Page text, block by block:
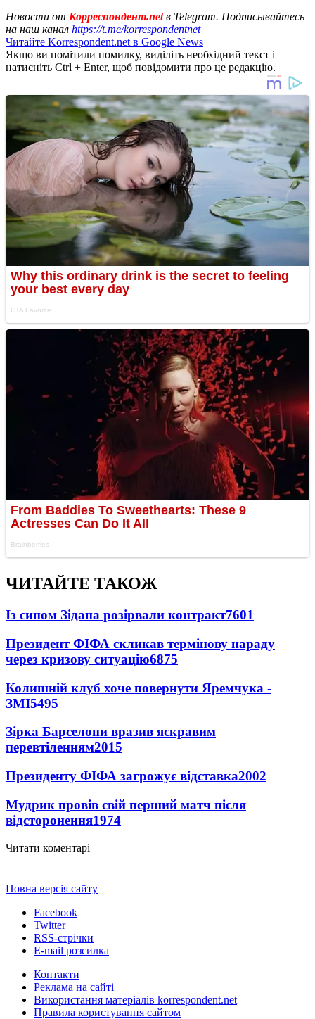
Новости от Корреспондент.netв Telegram. Подписывайтесь
на наш канал https://t.me/korrespondentnet
Читайте Korrespondent.net в Google News
Якщо ви помітили помилку, виділіть необхідний текст і
натисніть Ctrl + Enter, щоб повідомити про це редакцію.
ЧИТАЙТЕ ТАКОЖ
Із сином Зідана розірвали контракт7601
Президент ФІФА скликав термінову нараду
через кризову ситуацію6875
Колишній клуб хоче повернути Яремчука -
ЗМІ5495
Зірка Барселони вразив яскравим
перевтіленням2015
Президенту ФІФА загрожує відставка2002
Мудрик провів свій перший матч після
відсторонення1974
Читати коментарі
Повна версія сайту
Facebook
Twitter
RSS-стрічки
E-mail розсилка
Контакти
Реклама на сайті
Використання матеріалів korrespondent.net
Правила користування сайтом